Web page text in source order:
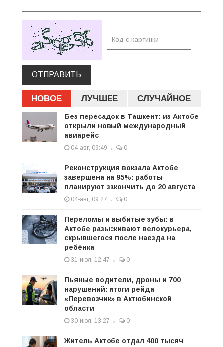
ОТПРАВИТЬ
НОВОЕ ЛУЧШЕЕ СЛУЧАЙНОЕ
Без пересадок в Ташкент: из Актобе
открыли новый международный
авиарейс
04-авг, 09:49 0
Реконструкция вокзала Актобе
завершена на 95%: работы
планируют закончить до 20 августа
04-авг, 09:27 0
Переломы и выбитые зубы: в
Актобе разыскивают велокурьера,
скрывшегося после наезда на
ребёнка
31-июл, 12:47 0
Пьяные водители, дроны и 700
нарушений: итоги рейда
«Перевозчик» в Актюбинской
области
30-июл, 13:27 0
Житель Актобе отдал 400 тысяч